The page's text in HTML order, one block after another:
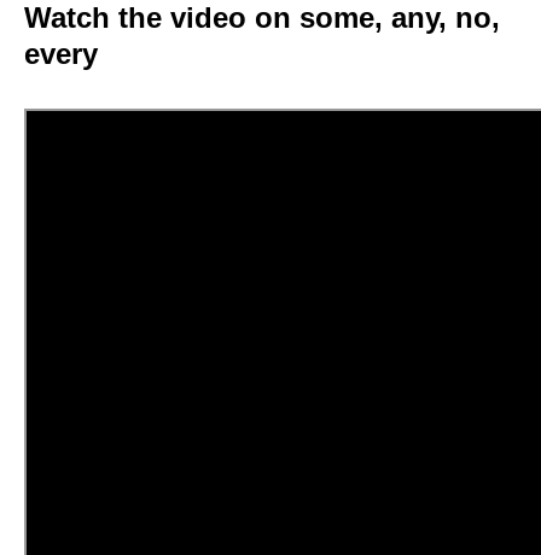
Watch the video on some, any, no,
every